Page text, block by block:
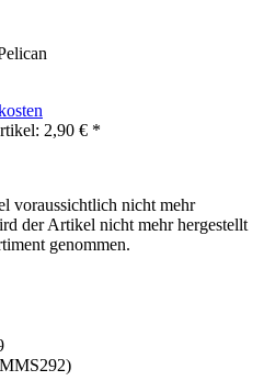
2,90 € *
voraussichtlich nicht mehr
der Artikel nicht mehr hergestellt
genommen.